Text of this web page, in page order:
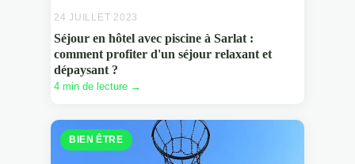
24 JUILLET 2023
Séjour en hôtel avec piscine à Sarlat :
comment profiter d'un séjour relaxant et
dépaysant ?
4 min de lecture →
BIEN ÊTRE